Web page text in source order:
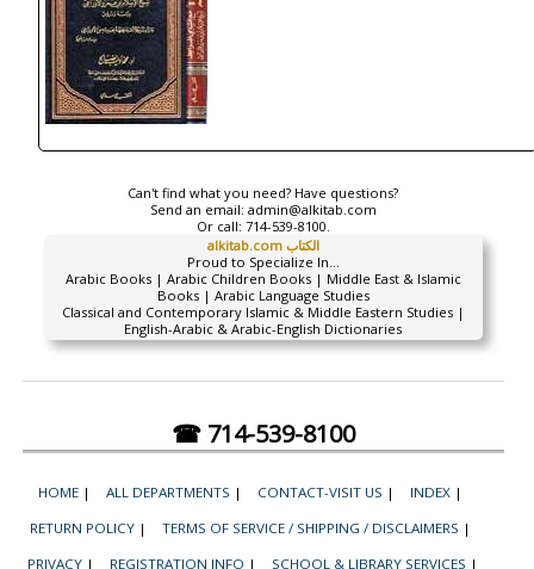
Can't find what you need? Have questions?
Send an email: admin@alkitab.com
Or call: 714-539-8100.
alkitab.com الكتاب
Proud to Specialize In...
Arabic Books | Arabic Children Books | Middle East & Islamic
Books | Arabic Language Studies
Classical and Contemporary Islamic & Middle Eastern Studies |
English-Arabic & Arabic-English Dictionaries
☎ 714-539-8100
HOME | ALL DEPARTMENTS | CONTACT-VISIT US | INDEX |
RETURN POLICY | TERMS OF SERVICE / SHIPPING / DISCLAIMERS |
PRIVACY | REGISTRATION INFO | SCHOOL & LIBRARY SERVICES |